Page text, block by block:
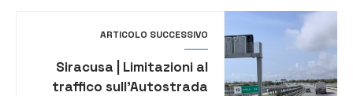
ARTICOLO SUCCESSIVO
Siracusa | Limitazioni al
traffico sull’Autostrada